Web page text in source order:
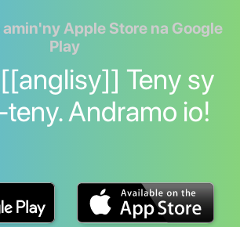
amin'ny Apple Store na Google
Play
Teny sy
Andramo io!